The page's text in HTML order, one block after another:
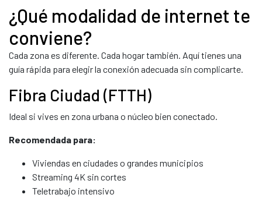
¿Qué modalidad de internet te
conviene?
Cada zona es diferente. Cada hogar también. Aquí tienes una
guía rápida para elegir la conexión adecuada sin complicarte.
Fibra Ciudad (FTTH)
Ideal si vives en zona urbana o núcleo bien conectado.
Recomendada para:
Viviendas en ciudades o grandes municipios
Streaming 4K sin cortes
Teletrabajo intensivo